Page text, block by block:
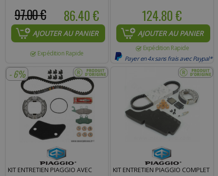
86.40 €
97.00 €
AJOUTER AU PANIER
Expédition Rapide
124.80 €
AJOUTER AU PANIER
Expédition Rapide
Payer en 4x sans frais avec Paypal*
- 6%
KIT ENTRETIEN PIAGGIO AVEC
KIT ENTRETIEN PIAGGIO COMPLET